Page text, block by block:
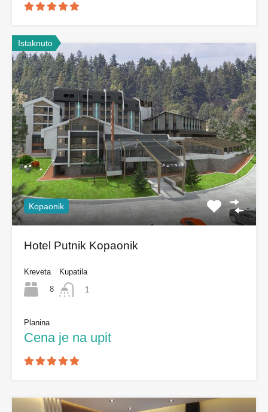
Istaknuto
Kopaonik
Hotel Putnik Kopaonik
Kreveta
8
Kupatila
1
Planina
Cena je na upit